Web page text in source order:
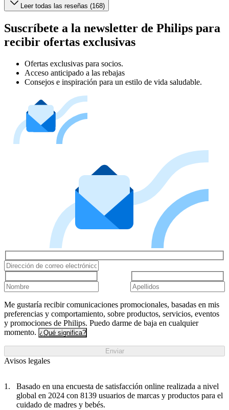
Leer todas las reseñas (168)
Suscríbete a la newsletter de Philips para
recibir ofertas exclusivas
Ofertas exclusivas para socios.
Acceso anticipado a las rebajas
Consejos e inspiración para un estilo de vida saludable.
Me gustaría recibir comunicaciones promocionales, basadas en mis
preferencias y comportamiento, sobre productos, servicios, eventos
y promociones de Philips. Puedo darme de baja en cualquier
momento. ¿Qué significa?
Enviar
Avisos legales
Basado en una encuesta de satisfacción online realizada a nivel
global en 2024 con 8139 usuarios de marcas y productos para el
cuidado de madres y bebés.